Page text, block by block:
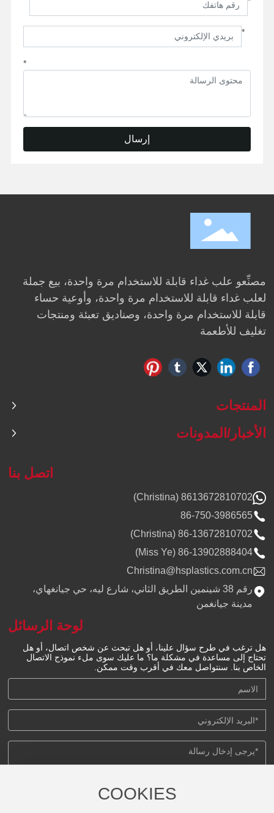
*
*
إرسال
مصنِّعو علب غداء قابلة للاستخدام مرة واحدة، بيع جملة
لعلب غداء قابلة للاستخدام مرة واحدة، وأوعية حساء
قابلة للاستخدام مرة واحدة، وصناديق تعبئة ومنتجات
تغليف للأطعمة
COOKIES
المنتجات
الأخبار/المدونات
اتصل بنا
8613672810702 (Christina)
86-750-3986565
86-13672810702 (Christina)
86-13902888404 (Miss Ye)
Christina@hsplastics.com.cn
رقم 38 شينمين الطريق الثاني، شارع ليه، حي جيانغهاي،
مدينة جيانغمن
لوحة الرسائل
هل ترغب في طرح سؤال علينا، أو هل تبحث عن شخص اتصال، أو هل
تحتاج إلى مساعدة في مشكلة ما؟ ما عليك سوى ملء نموذج الاتصال
الخاص بنا. سنتواصل معك في أقرب وقت ممكن.